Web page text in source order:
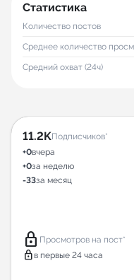
Статистика
Количество постов
Среднее количество
Средний охват (24ч)
11.2KПодписчиков*
+0вчера
+0за неделю
-33за месяц
lock Просмотров на пост*
lock в первые 24 часа